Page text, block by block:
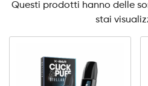
Questi prodotti hanno delle
stai